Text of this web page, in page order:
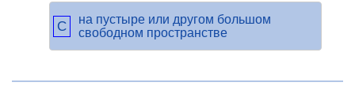
C
на пустыре или другом большом
свободном пространстве